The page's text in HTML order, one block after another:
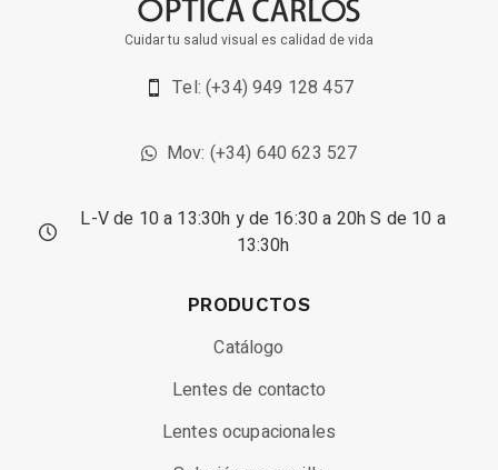
Cuidar tu salud visual es calidad de vida
Tel: (+34) 949 128 457
Mov: (+34) 640 623 527
L-V de 10 a 13:30h y de 16:30 a 20h S de 10 a
13:30h
PRODUCTOS
Catálogo
Lentes de contacto
Lentes ocupacionales